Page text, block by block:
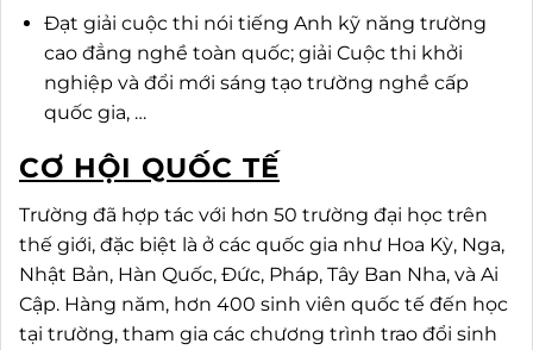
Đạt giải cuộc thi nói tiếng Anh kỹ năng trường
cao đẳng nghề toàn quốc; giải Cuộc thi khởi
nghiệp và đổi mới sáng tạo trường nghề cấp
quốc gia, …
CƠ HỘI QUỐC TẾ
Trường đã hợp tác với hơn 50 trường đại học trên
thế giới, đặc biệt là ở các quốc gia như Hoa Kỳ, Nga,
Nhật Bản, Hàn Quốc, Đức, Pháp, Tây Ban Nha, và Ai
Cập. Hàng năm, hơn 400 sinh viên quốc tế đến học
tại trường, tham gia các chương trình trao đổi sinh